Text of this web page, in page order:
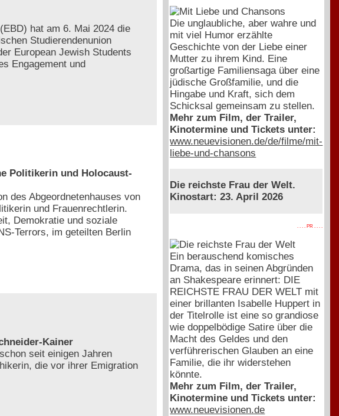
hat am 6. Mai 2024 die
Studierendenunion
European Jewish Students
Engagement und
Politikerin und Holocaust-
des Abgeordnetenhauses von
und Frauenrechtlerin.
Demokratie und soziale
Terrors, im geteilten Berlin
Kainer
seit einigen Jahren
die vor ihrer Emigration
Die unglaubliche, aber wahre und
mit viel Humor erzählte
Geschichte von der Liebe einer
Mutter zu ihrem Kind. Eine
großartige Familiensaga über eine
jüdische Großfamilie, und die
Hingabe und Kraft, sich dem
Schicksal gemeinsam zu stellen.
Mehr zum Film, der Trailer,
Kinotermine und Tickets unter:
www.neuevisionen.de/de/filme/mit-
liebe-und-chansons
Die reichste Frau der Welt.
Kinostart: 23. April 2026
. . . . PR . . . .
Ein berauschend komisches
Drama, das in seinen Abgründen
an Shakespeare erinnert: DIE
REICHSTE FRAU DER WELT mit
einer brillanten Isabelle Huppert in
der Titelrolle ist eine so grandiose
wie doppelbödige Satire über die
Macht des Geldes und den
verführerischen Glauben an eine
Familie, die ihr widerstehen
könnte.
Mehr zum Film, der Trailer,
Kinotermine und Tickets unter:
www.neuevisionen.de